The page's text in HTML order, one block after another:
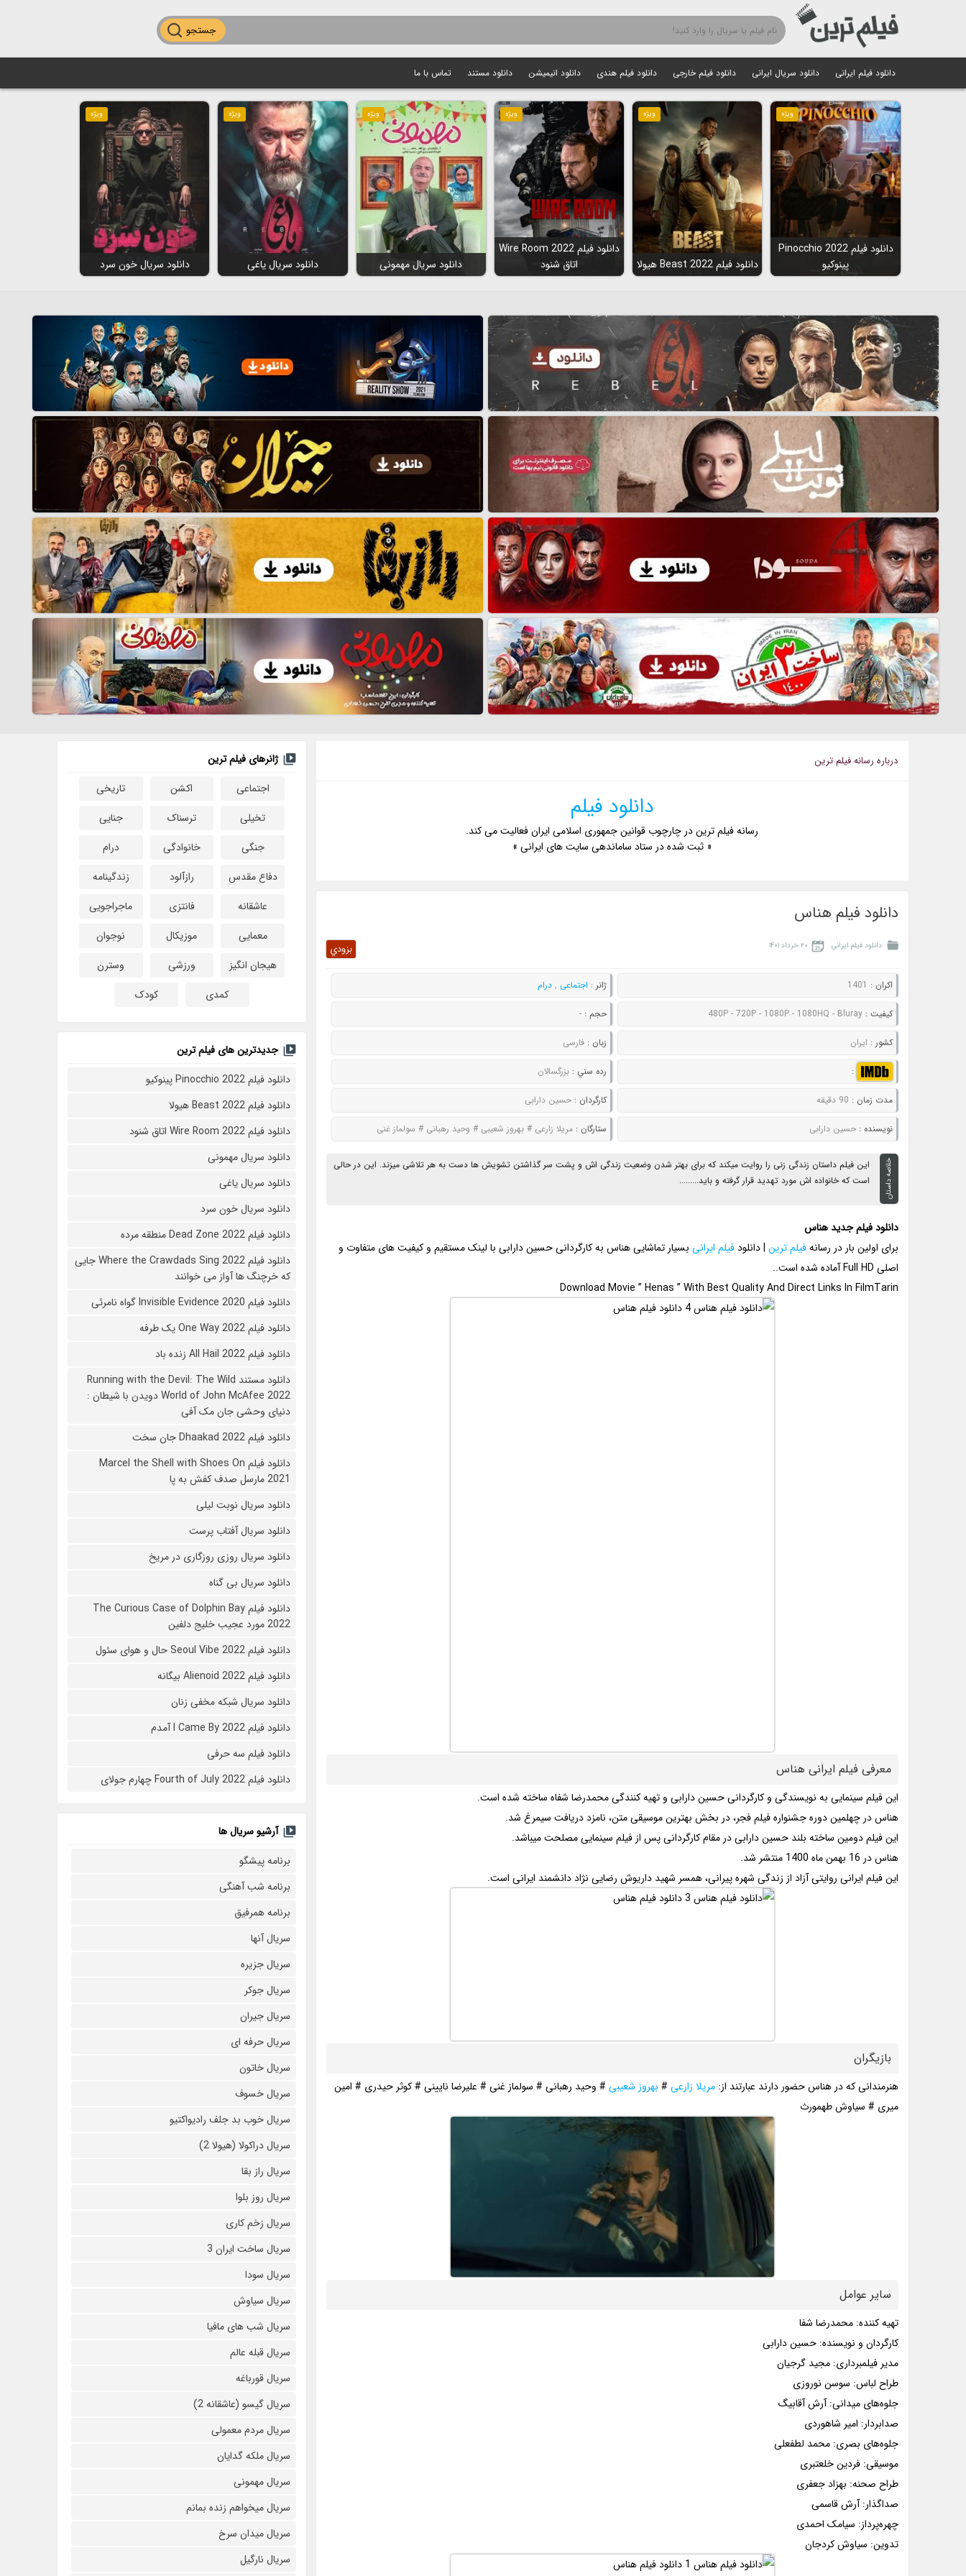
جستجو
دانلود فیلم ایرانی دانلود سریال ایرانی دانلود فیلم خارجی دانلود فیلم هندی دانلود انیمیشن دانلود مستند تماس با ما
ویژه
دانلود فیلم Pinocchio 2022
پینوکیو
ویژه
دانلود فیلم Beast 2022 هیولا
ویژه
دانلود فیلم Wire Room 2022
اتاق شنود
ویژه
دانلود سریال مهمونی
ویژه
دانلود سریال یاغی
ویژه
دانلود سریال خون سرد
درباره رسانه فيلم ترين
دانلود فیلم
رسانه فیلم ترین در چارچوب قوانین جمهوری اسلامی ایران فعالیت می کند.
« ثبت شده در ستاد ساماندهی سایت های ایرانی »
دانلود فیلم هناس
دانلود فیلم ایرانی ۲۰ خرداد ۱۴۰۱ بزودي
اکران : 1401 ژانر : اجتماعی ,درام
کيفيت :480P - 720P - 1080P - 1080HQ - Bluray حجم :-
کشور : ایران زبان :فارسی
: رده سني :بزرگسالان
مدت زمان : 90 دقیقه کارگردان :حسین دارابی
نويسنده :حسین دارابی ستارگان :مریلا زارعی # بهروز شعیبی # وحید رهبانی # سولماز غنی
خلاصه داستان
این فیلم داستان زندگی زنی را روایت میکند که برای بهتر شدن وضعیت زندگی اش و پشت سر گذاشتن تشویش ها دست به هر تلاشی میزند. این در حالی
است که خانواده اش مورد تهدید قرار گرفته و باید.........
دانلود فیلم جدید هناس
برای اولین بار در رسانهفیلم ترین | دانلودفیلم ایرانی بسیار تماشایی هناس به کارگردانی حسین دارابی با لینک مستقیم و کیفیت های متفاوت و
اصلی Full HD آماده شده است..
Download Movie ” Henas ” With Best Quality And Direct Links In FilmTarin
معرفی فیلم ایرانی هناس
این فیلم سینمایی به نویسندگی و کارگردانی حسین دارابی و تهیه کنندگی محمدرضا شفاه ساخته شده است.
هناس در چهلمین دوره جشنواره فیلم فجر، در بخش بهترین موسیقی متن، نامزد دریافت سیمرغ شد.
این فیلم دومین ساخته بلند حسین دارابی در مقام کارگردانی پس از فیلم سینمایی مصلحت میباشد.
هناس در 16 بهمن ماه 1400 منتشر شد.
این فیلم ایرانی روایتی آزاد از زندگی شهره پیرانی، همسر شهید داریوش رضایی نژاد دانشمند ایرانی است.
بازیگران
هنرمندانی که در هناس حضور دارند عبارتند از:مریلا زارعی # بهروز شعیبی # وحید رهبانی # سولماز غنی # علیرضا نایینی # کوثر حیدری # امین
میری # سیاوش طهمورث
سایر عوامل
تهیه کننده: محمدرضا شفا
کارگردان و نویسنده: حسین دارابی
مدیر فیلمبرداری: مجید گرجیان
طراح لباس: سوسن نوروزی
جلوه‌های میدانی: آرش آقابیگ
صدابردار: امیر شاهوردی
جلوه‌‌های بصری: محمد لطفعلی
موسیقی: فردین خلعتبری
طراح صحنه: بهزاد جعفری
صداگذار: آرش قاسمی
چهره‌پرداز: سیامک احمدی
تدوین: سیاوش کردجان
ژانرهای فیلم ترین
اجتماعی
اکشن
تاریخی
تخیلی
ترسناک
جنایی
جنگی
خانوادگی
درام
دفاع مقدس
رازآلود
زندگینامه
عاشقانه
فانتزی
ماجراجویی
معمایی
موزیکال
نوجوان
هیجان انگیز
ورزشی
وسترن
کمدی
کودک
جدیدترین های فیلم ترین
دانلود فیلم Pinocchio 2022 پینوکیو
دانلود فیلم Beast 2022 هیولا
دانلود فیلم Wire Room 2022 اتاق شنود
دانلود سریال مهمونی
دانلود سریال یاغی
دانلود سریال خون سرد
دانلود فیلم 2022 Dead Zone منطقه مرده
دانلود فیلم Where the Crawdads Sing 2022 جایی
که خرچنگ ها آواز می خوانند
دانلود فیلم 2020 Invisible Evidence گواه نامرئی
دانلود فیلم One Way 2022 یک طرفه
دانلود فیلم All Hail 2022 زنده باد
دانلود مستند Running with the Devil: The Wild
World of John McAfee 2022 دویدن با شیطان :
دنیای وحشی جان مک آفی
دانلود فیلم Dhaakad 2022 جان سخت
دانلود فیلم Marcel the Shell with Shoes On
2021 مارسل صدف کفش به پا
دانلود سریال نوبت لیلی
دانلود سریال آفتاب پرست
دانلود سریال روزی روزگاری در مریخ
دانلود سریال بی گناه
دانلود فیلم The Curious Case of Dolphin Bay
2022 مورد عجیب خلیج دلفین
دانلود فیلم Seoul Vibe 2022 حال و هوای سئول
دانلود فیلم Alienoid 2022 بیگانه
دانلود سریال شبکه مخفی زنان
دانلود فیلم I Came By 2022 آمدم
دانلود فیلم سه حرفی
دانلود فیلم Fourth of July 2022 چهارم جولای
آرشیو سریال ها
برنامه پیشگو
برنامه شب آهنگی
برنامه همرفیق
سریال آنها
سریال جزیره
سریال جوکر
سریال جیران
سریال حرفه ای
سریال خاتون
سریال خسوف
سریال خوب بد جلف رادیواکتیو
سریال دراکولا (هیولا 2)
سریال راز بقا
سریال روز بلوا
سریال زخم کاری
سریال ساخت ایران 3
سریال سودا
سریال سیاوش
سریال شب های مافیا
سریال قبله عالم
سریال قورباغه
سریال گیسو (عاشقانه 2)
سریال مردم معمولی
سریال ملکه گدایان
سریال مهمونی
سریال میخواهم زنده بمانم
سریال میدان سرخ
سریال نارگیل